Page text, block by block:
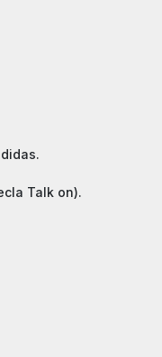
Talk on).